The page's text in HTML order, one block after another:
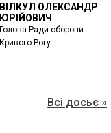
ВІЛКУЛ ОЛЕКСАНДР
ЮРІЙОВИЧ
Голова Ради оборони
Кривого Рогу
Всі досьє »